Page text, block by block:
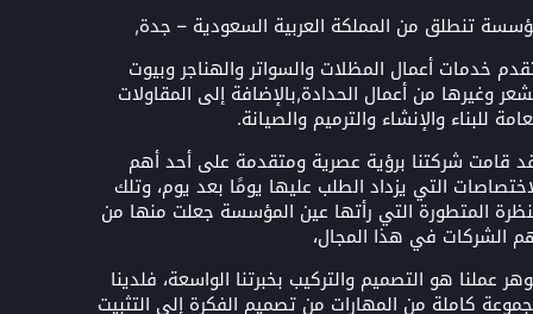
تنطلق من المملكة العربية السعودية – جدة,
خدمات أعمال المظلات والسواتر والهناجر وبيوت
وغيرها من أعمال الحدادة,بالإضافة إلى المقاولات
للبناء والإنشاء والترميم والصيانة.
قامت شركتنا برؤية عصرية ومتقدمة على أحد أهم
التي يزداد الطلب عليها يومًا بعد يوم، وتلك
المتطورة التي رأتها عين المؤسسة جعلت منها من
الشركات في هذا المجال،
عملنا هو التصميم والتركيب بخبرتنا الواسعة، فلدينا
كاملة من المهارات من تصميم الفكرة إلى التثبيت